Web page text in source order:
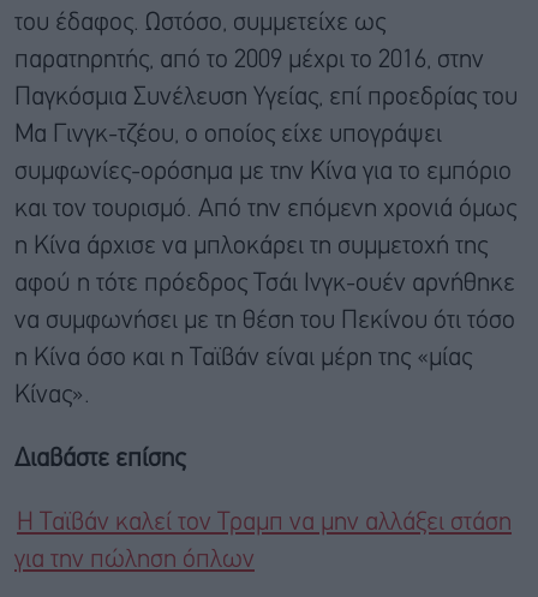
του έδαφος. Ωστόσο, συμμετείχε ως
παρατηρητής, από το 2009 μέχρι το 2016, στην
Παγκόσμια Συνέλευση Υγείας, επί προεδρίας του
Μα Γινγκ-τζέου, ο οποίος είχε υπογράψει
συμφωνίες-ορόσημα με την Κίνα για το εμπόριο
και τον τουρισμό. Από την επόμενη χρονιά όμως
η Κίνα άρχισε να μπλοκάρει τη συμμετοχή της
αφού η τότε πρόεδρος Τσάι Ινγκ-ουέν αρνήθηκε
να συμφωνήσει με τη θέση του Πεκίνου ότι τόσο
η Κίνα όσο και η Ταϊβάν είναι μέρη της «μίας
Κίνας».
Διαβάστε επίσης
Η Ταϊβάν καλεί τον Τραμπ να μην αλλάξει στάση
για την πώληση όπλων